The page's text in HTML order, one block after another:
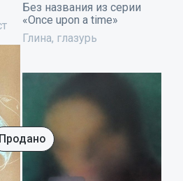
Без названия из серии
«Once upon a time»
Глина, глазурь
Продано